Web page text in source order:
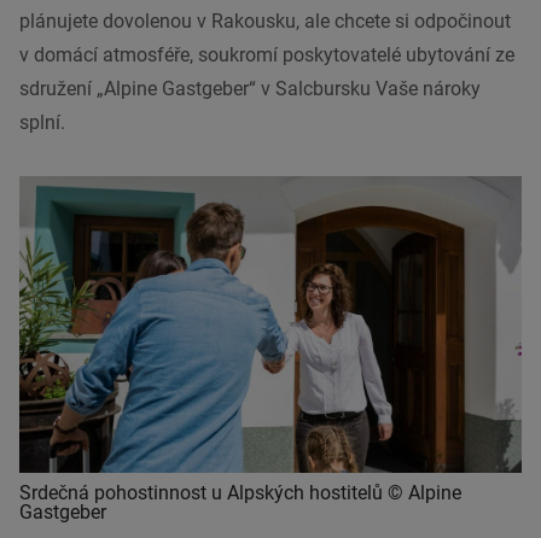
plánujete dovolenou v Rakousku, ale chcete si odpočinout
v domácí atmosféře, soukromí poskytovatelé ubytování ze
sdružení „Alpine Gastgeber“ v Salcbursku Vaše nároky
splní.
Srdečná pohostinnost u Alpských hostitelů © Alpine
Gastgeber